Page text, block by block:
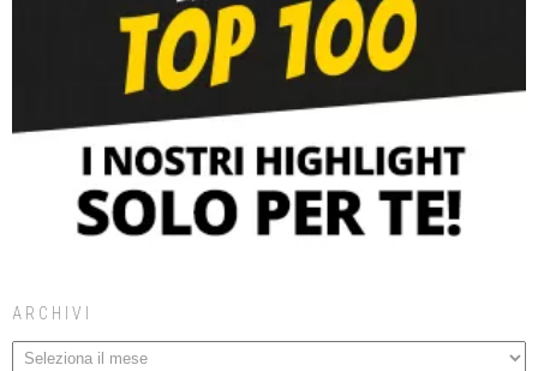
ARCHIVI